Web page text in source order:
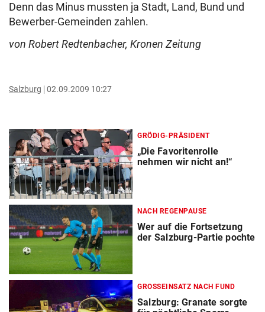
Denn das Minus mussten ja Stadt, Land, Bund und
Bewerber-Gemeinden zahlen.
von Robert Redtenbacher, Kronen Zeitung
Salzburg 02.09.2009 10:27
GRÖDIG-PRÄSIDENT
„Die Favoritenrolle
nehmen wir nicht an!“
NACH REGENPAUSE
Wer auf die Fortsetzung
der Salzburg-Partie pochte
GROSSEINSATZ NACH FUND
Salzburg: Granate sorgte